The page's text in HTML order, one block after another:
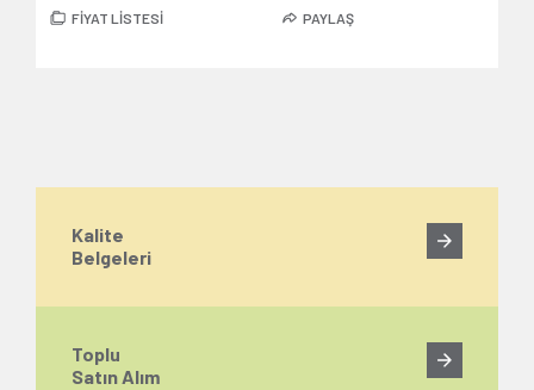
FİYAT LİSTESİ PAYLAŞ
Kalite
Belgeleri
Toplu
Satın Alım